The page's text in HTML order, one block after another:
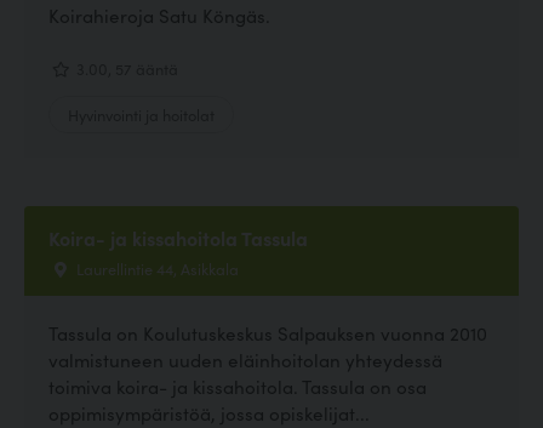
Koirahieroja Satu Köngäs.
Koira- ja kissahoitola Tassula
Laurellintie 44, Asikkala
Tassula on Koulutuskeskus Salpauksen vuonna 2010
valmistuneen uuden eläinhoitolan yhteydessä
toimiva koira- ja kissahoitola. Tassula on osa
oppimisympäristöä, jossa opiskelijat...